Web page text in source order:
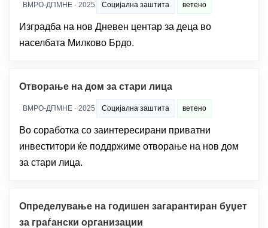
ВМРО-ДПМНЕ · 2025 Социјална заштита ветено
Изградба на нов Дневен центар за деца во
населбата Милково Брдо.
Отворање на дом за стари лица
ВМРО-ДПМНЕ · 2025 Социјална заштита ветено
Во соработка со заинтересирани приватни
инвеститори ќе поддржиме отворање на нов дом
за стари лица.
Определување на годишен загарантиран буџет
за граѓански организации